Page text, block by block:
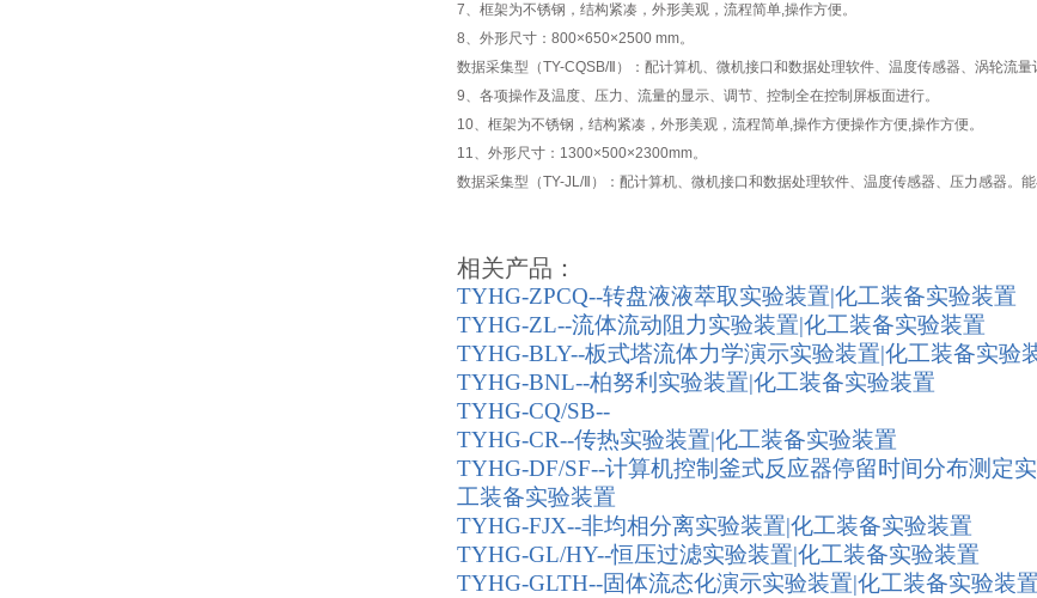
7、框架为不锈钢，结构紧凑，外形美观，流程简单,操作方便。
8、外形尺寸：800×650×2500 mm。
数据采集型（TY-CQSB/Ⅱ）：配计算机、微机接口和数据处理软件、温度传感器、涡轮流
9、各项操作及温度、压力、流量的显示、调节、控制全在控制屏板面进行。
10、框架为不锈钢，结构紧凑，外形美观，流程简单,操作方便操作方便,操作方便。
11、外形尺寸：1300×500×2300mm。
数据采集型（TY-JL/Ⅱ）：配计算机、微机接口和数据处理软件、温度传感器、压力感器。能
相关产品：
TYHG-ZPCQ--转盘液液萃取实验装置|化工装备实验装置
TYHG-ZL--流体流动阻力实验装置|化工装备实验装置
TYHG-BLY--板式塔流体力学演示实验装置|化工装备实验
TYHG-BNL--柏努利实验装置|化工装备实验装置
TYHG-CQ/SB--
TYHG-CR--传热实验装置|化工装备实验装置
TYHG-DF/SF--计算机控制釜式反应器停留时间分布测定
工装备实验装置
TYHG-FJX--非均相分离实验装置|化工装备实验装置
TYHG-GL/HY--恒压过滤实验装置|化工装备实验装置
TYHG-GLTH--固体流态化演示实验装置|化工装备实验装置